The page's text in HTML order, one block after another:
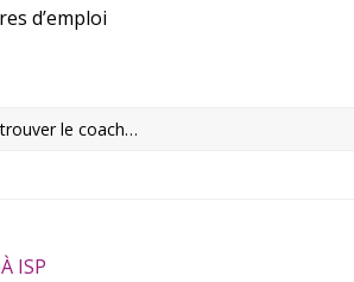
d’emploi
le coach…
À ISP